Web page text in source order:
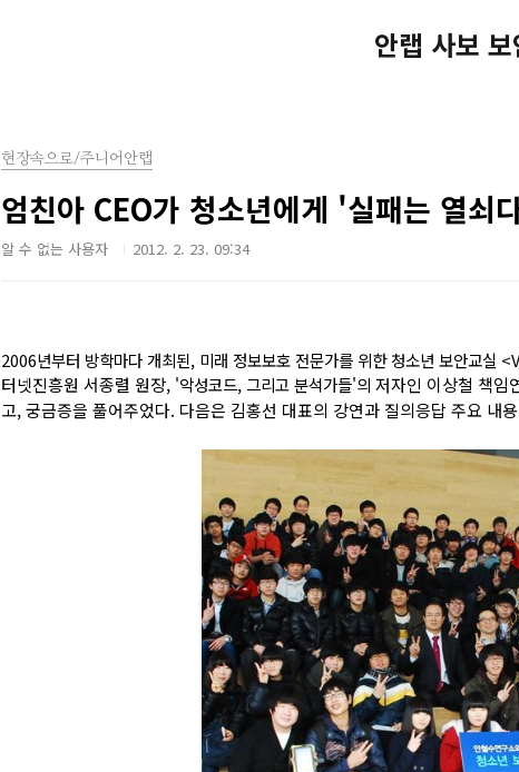
안랩 사보
현장속으로/주니어안랩
엄친아 CEO가 청소년에게 '실패는 열쇠
알 수 없는 사용자 2012. 2. 23. 09:34
2006년부터 방학마다 개최된, 미래 정보보호 전문가를 위한 청소년 보안교실 <
터넷진흥원 서종렬 원장, '악성코드, 그리고 분석가들'의 저자인 이상철 책임
고,궁금증을 풀어주었다. 다음은 김홍선 대표의 강연과 질의응답 주요 내